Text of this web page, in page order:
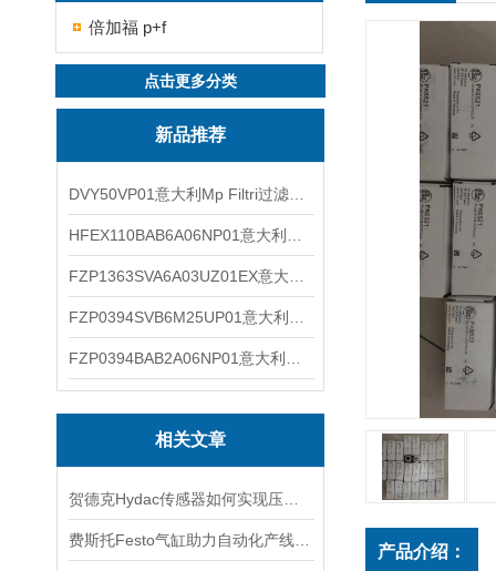
倍加福 p+f
点击更多分类
新品推荐
相关文章
产品介绍：